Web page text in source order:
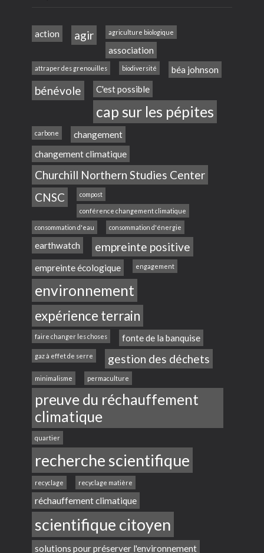
action agir agriculture biologique
association
attraper des grenouilles biodiversité béa johnson
bénévole C'est possible
cap sur les pépites
carbone
changement
changement climatique
Churchill Northern Studies Center
CNSC
compost
conférence changement climatique
consommation d'eau consommation d'énergie
earthwatch empreinte positive
empreinte écologique engagement
environnement
expérience terrain
faire changer les choses fonte de la banquise
gaz à effet de serre gestion des déchets
minimalisme permaculture
preuve du réchauffement
climatique
quartier
recherche scientifique
recyclage recyclage matière
réchauffement climatique
scientifique citoyen
solutions pour préserver l'environnement